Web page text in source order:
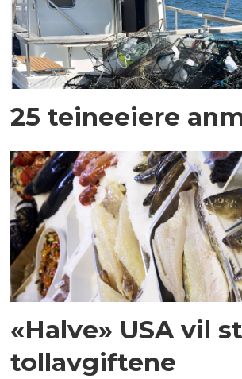
25 teineeiere
«Halve» USA vil
tollavgiftene